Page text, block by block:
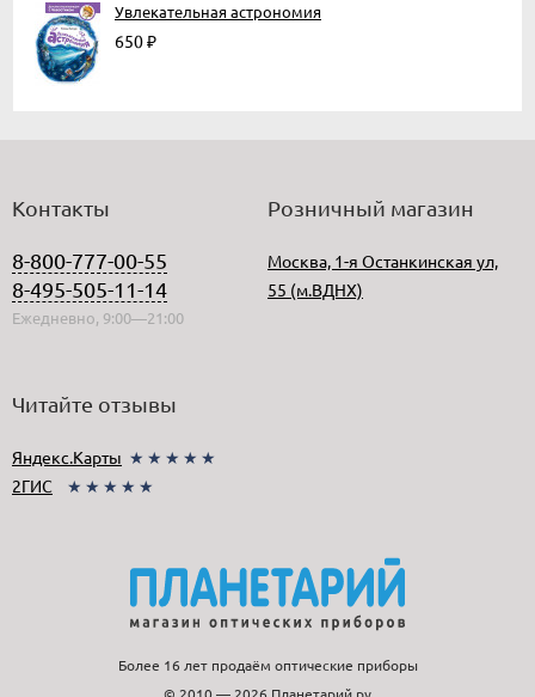
Увлекательная астрономия
650₽
Контакты
8-800-777-00-55
8-495-505-11-14
Ежедневно, 9:00—21:00
Розничный магазин
Москва, 1-я Останкинская ул,
55 (м.ВДНХ)
Читайте отзывы
Яндекс.Карты ★★★★★
2ГИС
★★★★★
Более 16 лет продаём оптические приборы